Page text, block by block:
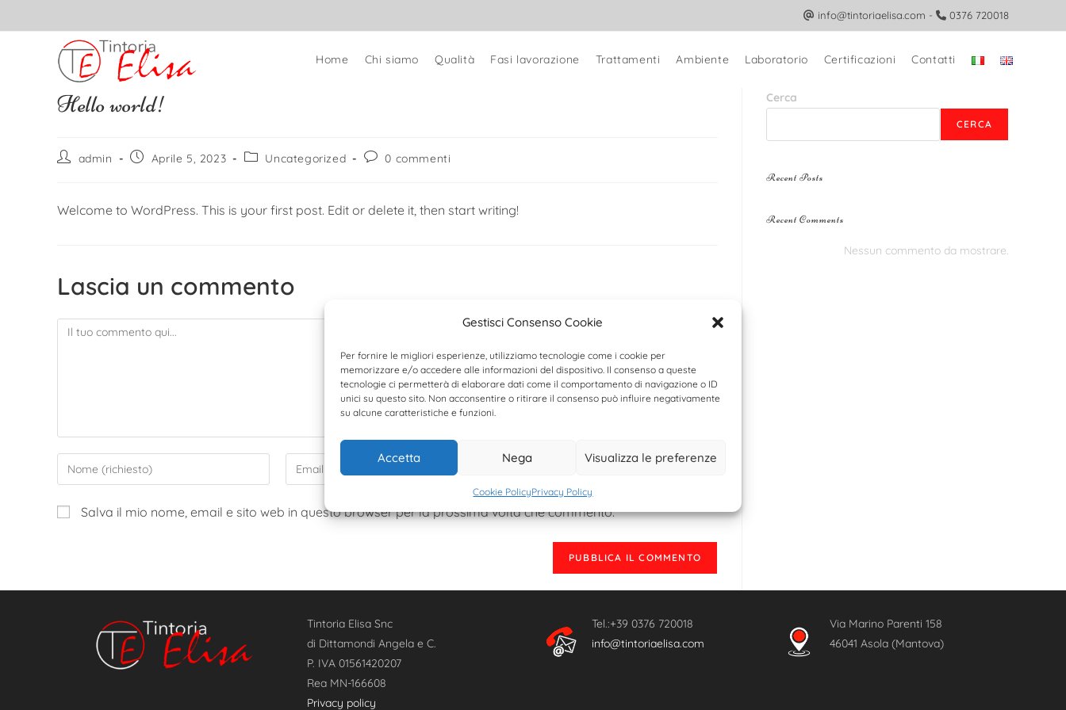
Gestisci Consenso Cookie
Per fornire le migliori esperienze, utilizziamo tecnologie come i cookie per
memorizzare e/o accedere alle informazioni del dispositivo. Il consenso a queste
tecnologie ci permetterà di elaborare dati come il comportamento di navigazione o ID
unici su questo sito. Non acconsentire o ritirare il consenso può influire negativamente
su alcune caratteristiche e funzioni.
Accetta Nega Visualizza le preferenze
Cookie PolicyPrivacy Policy
info@tintoriaelisa.com - 0376 720018
Home Chi siamo Qualità Fasi lavorazione Trattamenti Ambiente Laboratorio Certificazioni Contatti
Hello world!
admin Aprile 5, 2023 Uncategorized 0 commenti
Welcome to WordPress. This is your first post. Edit or delete it, then start writing!
Lascia un commento
Salva il mio nome, email e sito web in questo browser per la prossima volta che commento.
Cerca
CERCA
Recent Posts
Recent Comments
Nessun commento da mostrare.
Tintoria Elisa Snc
di Dittamondi Angela e C.
P. IVA 01561420207
Rea MN-166608
Privacy policy
Tel.:+39 0376 720018
info@tintoriaelisa.com
Via Marino Parenti 158
46041 Asola (Mantova)